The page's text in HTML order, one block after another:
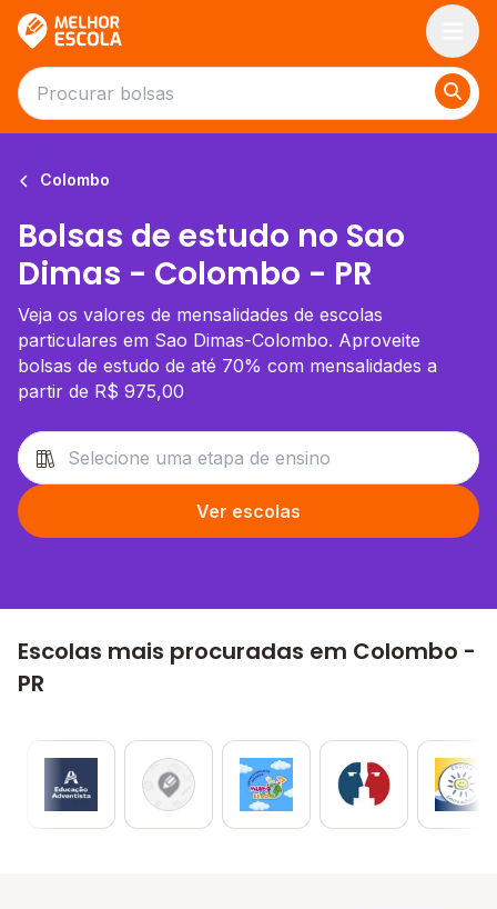
Colombo
Bolsas de estudo no Sao
Dimas - Colombo - PR
Veja os valores de mensalidades de escolas
particulares em Sao Dimas-Colombo. Aproveite
bolsas de estudo de até 70% com mensalidades a
partir de R$ 975,00
Ver escolas
Escolas mais procuradas em Colombo -
PR